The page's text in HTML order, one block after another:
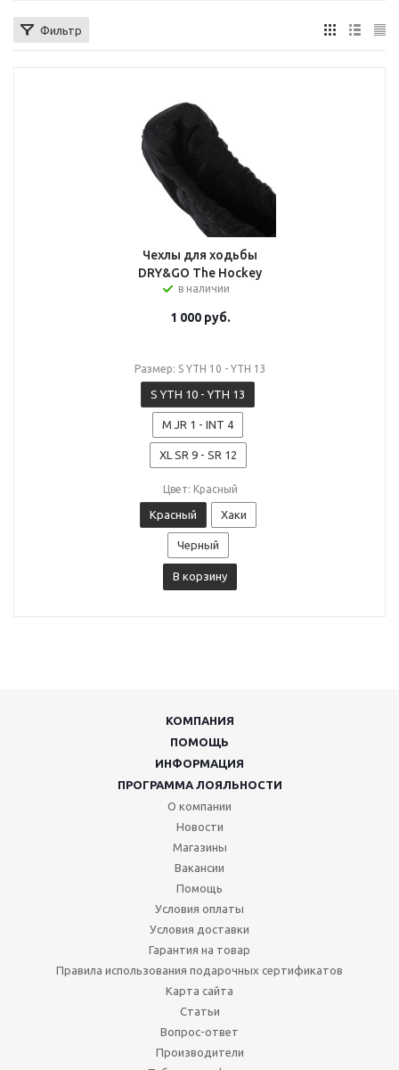
Фильтр
Чехлы для ходьбы
DRY&GO The Hockey
в наличии
1 000руб.
Размер: S YTH 10 - YTH 13
S YTH 10 - YTH 13
M JR 1 - INT 4
XL SR 9 - SR 12
Цвет: Красный
Красный Хаки
Черный
В корзину
КОМПАНИЯ
ПОМОЩЬ
ИНФОРМАЦИЯ
ПРОГРАММА ЛОЯЛЬНОСТИ
О компании
Новости
Магазины
Вакансии
Помощь
Условия оплаты
Условия доставки
Гарантия на товар
Правила использования подарочных сертификатов
Карта сайта
Статьи
Вопрос-ответ
Производители